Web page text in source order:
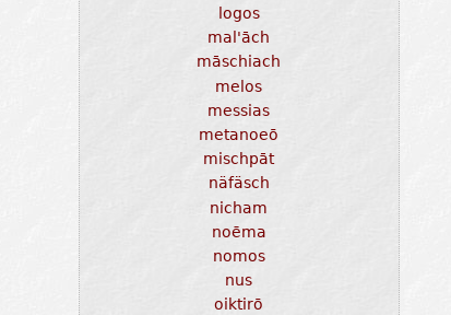
logos
mal'āch
māschiach
melos
messias
metanoeō
mischpāt
näfäsch
nicham
noēma
nomos
nus
oiktirō